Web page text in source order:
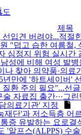
도
제목
입견 버려야...적절
"덥고 습한 여름철,
심정지 위험 실시간
성에 비해 여성 발
나 찾아 의약품·의료
만에 '하트세이버'
환 주의 필요"...선
자료집 출간···그
의료기관' 지정
재단'과 저소득층 어
증 유발하는 요로결
'알프스(ALPPS) 수